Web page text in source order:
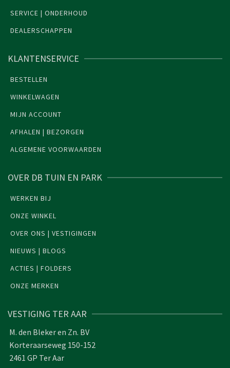
SERVICE | ONDERHOUD
DEALERSCHAPPEN
KLANTENSERVICE
BESTELLEN
WINKELWAGEN
MIJN ACCOUNT
AFHALEN | BEZORGEN
ALGEMENE VOORWAARDEN
OVER DB TUIN EN PARK
WERKEN BIJ
ONZE WINKEL
OVER ONS | VESTIGINGEN
NIEUWS | BLOGS
ACTIES | FOLDERS
ONZE MERKEN
VESTIGING TER AAR
M. den Bleker en Zn. BV
Korteraarseweg 150-152
2461 GP Ter Aar